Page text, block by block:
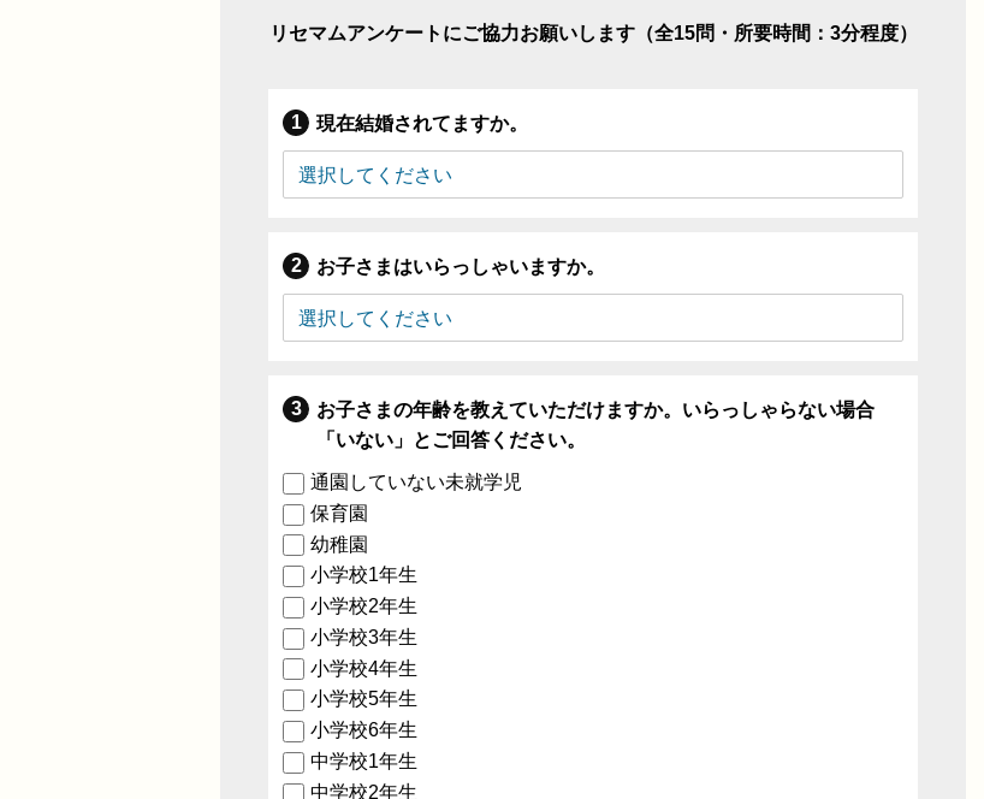
リセマムアンケートにご協力お願いします（全15問・所要時間：3分程度）
現在結婚されてますか。
お子さまはいらっしゃいますか。
お子さまの年齢を教えていただけますか。いらっしゃらない場合
「いない」とご回答ください。
通園していない未就学児
保育園
幼稚園
小学校1年生
小学校2年生
小学校3年生
小学校4年生
小学校5年生
小学校6年生
中学校1年生
中学校2年生